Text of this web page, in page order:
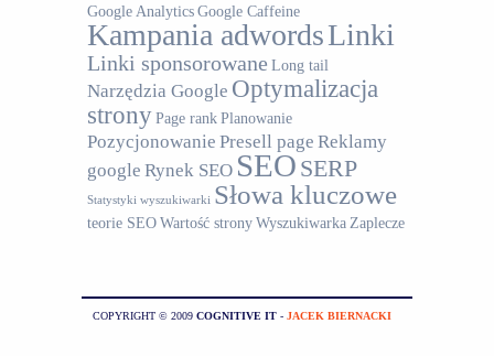
Google AnalyticsGoogle Caffeine
Kampania adwordsLinki
Linki sponsorowane Long tail
Narzędzia Google Optymalizacja
stronyPage rankPlanowanie
Pozycjonowanie Presell page Reklamy
google Rynek SEO SEO SERP
Statystyki wyszukiwarki Słowa kluczowe
teorie SEOWartość stronyWyszukiwarka Zaplecze
COPYRIGHT © 2009 COGNITIVE IT - JACEK BIERNACKI